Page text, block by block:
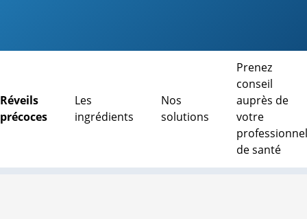
Réveils
précoces
Les
ingrédients
Nos
solutions
Prenez
conseil
auprès de
votre
professionnel
de santé